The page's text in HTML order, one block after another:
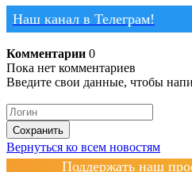
Наш канал в Телеграм!
Комментарии 0
Пока нет комментариев
Введите свои данные, чтобы
Сохранить
Вернуться ко всем новостям
Поддержать наш